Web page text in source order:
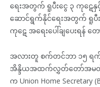
ရေးအတွက် ရူပီးငွေ ၃ ကုဋေနှ
ဆောင်ရွက်နိုင်ရေးအတွက် ရူပီးငွ
ကုဋေ အရေးပေါ်ချပေးရန် တ
အလားတူ စက်တင်ဘာ ၁၅ ရ
အိန္ဒိယအထက်လွှတ်တော်အမတ်
က Union Home Secretary